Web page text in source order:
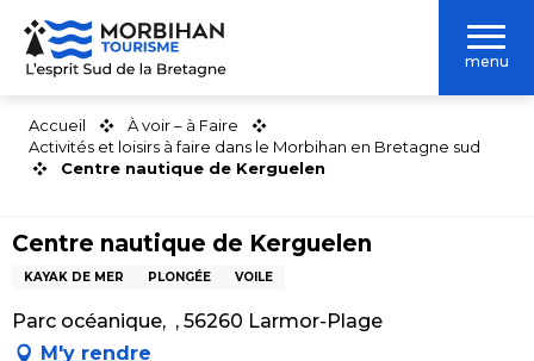
Aller
contenu
menu
Accueil
À voir – à Faire
Activités et loisirs à faire dans le Morbihan en Bretagne sud
Centre nautique de Kerguelen
Centre nautique de Kerguelen
KAYAK DE MER PLONGÉE VOILE
Parc océanique, , 56260 Larmor-Plage
M'y rendre